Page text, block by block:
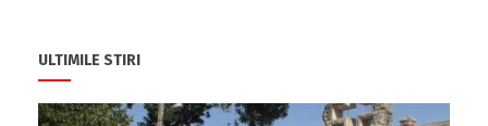
ULTIMILE STIRI